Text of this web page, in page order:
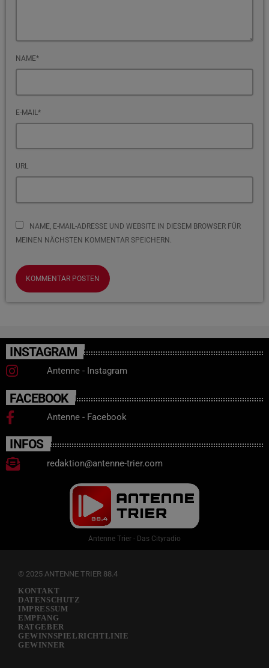
NAME*
E-MAIL*
URL
NAME, E-MAIL-ADRESSE UND WEBSITE IN DIESEM BROWSER FÜR
MEINEN NÄCHSTEN KOMMENTAR SPEICHERN.
INSTAGRAM
Antenne - Instagram
FACEBOOK
Antenne - Facebook
INFOS
redaktion@antenne-trier.com
Antenne Trier - Das Cityradio
© 2025 ANTENNE TRIER 88.4
KONTAKT
DATENSCHUTZ
IMPRESSUM
EMPFANG
RATGEBER
GEWINNSPIELRICHTLINIE
GEWINNER